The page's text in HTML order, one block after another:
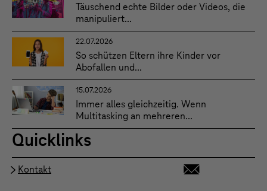
Täuschend echte Bilder oder Videos, die
manipuliert...
22.07.2026
So schützen Eltern ihre Kinder vor
Abofallen und...
15.07.2026
Immer alles gleichzeitig. Wenn
Multitasking an mehreren...
Quicklinks
Kontakt